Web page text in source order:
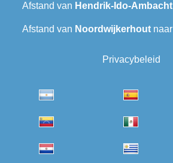
Afstand van Hendrik-Ido-Ambacht
Afstand van Noordwijkerhout naar
Privacybeleid